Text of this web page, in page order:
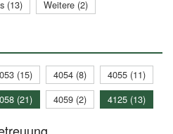
(13)
Weitere (2)
(15) 4054 (8)
4055 (11)
(21) 4059 (2) 4125 (13)